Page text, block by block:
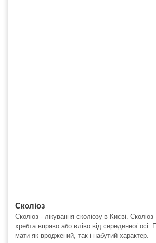
Сколіоз
Сколіоз - лікування сколіозу в Києві.
хребта вправо або вліво від серединної осі.
мати як вроджений, так і набутий характер.